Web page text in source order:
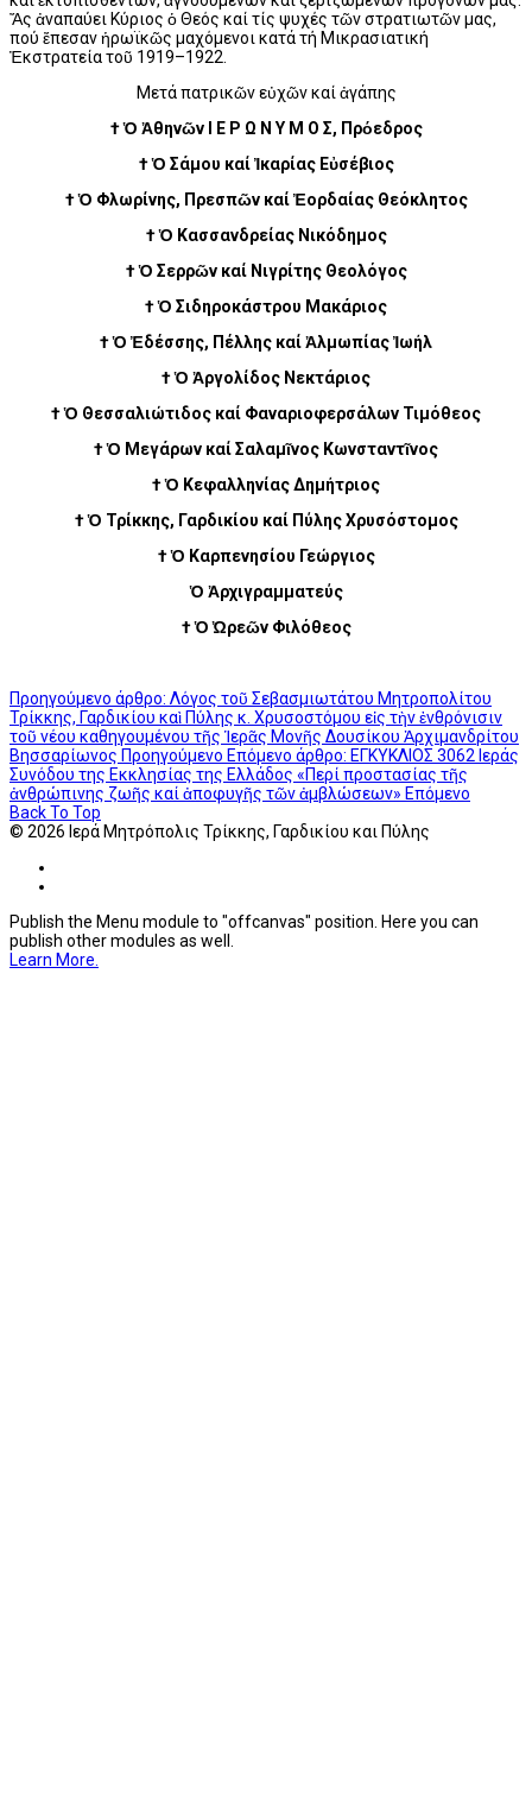
Ἄς ἀναπαύει Κύριος ὁ Θεός καί τίς ψυχές τῶν στρατιωτῶν μας,
πού ἔπεσαν ἡρωϊκῶς μαχόμενοι κατά τή Μικρασιατική
Ἐκστρατεία τοῦ 1919–1922.
Μετά πατρικῶν εὐχῶν καί ἀγάπης
† Ὁ Ἀθηνῶν Ι Ε Ρ Ω Ν Υ Μ Ο Σ, Πρόεδρος
† Ὁ Σάμου καί Ἰκαρίας Εὐσέβιος
† Ὁ Φλωρίνης, Πρεσπῶν καί Ἐορδαίας Θεόκλητος
† Ὁ Κασσανδρείας Νικόδημος
† Ὁ Σερρῶν καί Νιγρίτης Θεολόγος
† Ὁ Σιδηροκάστρου Μακάριος
† Ὁ Ἐδέσσης, Πέλλης καί Ἀλμωπίας Ἰωήλ
† Ὁ Ἀργολίδος Νεκτάριος
† Ὁ Θεσσαλιώτιδος καί Φαναριοφερσάλων Τιμόθεος
† Ὁ Μεγάρων καί Σαλαμῖνος Κωνσταντῖνος
† Ὁ Κεφαλληνίας Δημήτριος
† Ὁ Τρίκκης, Γαρδικίου καί Πύλης Χρυσόστομος
† Ὁ Καρπενησίου Γεώργιος
Ὁ Ἀρχιγραμματεύς
† Ὁ Ὠρεῶν Φιλόθεος
Προηγούμενο άρθρο: Λόγος τοῦ Σεβασμιωτάτου Μητροπολίτου
Τρίκκης, Γαρδικίου καὶ Πύλης κ. Χρυσοστόμου εἰς τὴν ἐνθρόνισιν
τοῦ νέου καθηγουμένου τῆς Ἱερᾶς Μονῆς Δουσίκου Ἀρχιμανδρίτου
Βησσαρίωνος Προηγούμενο Επόμενο άρθρο: ΕΓΚΥΚΛΙΟΣ 3062 Ιεράς
Συνόδου της Εκκλησίας της Ελλάδος «Περί προστασίας τῆς
ἀνθρώπινης ζωῆς καί ἀποφυγῆς τῶν ἀμβλώσεων» Επόμενο
Back To Top
© 2026 Ιερά Μητρόπολις Τρίκκης, Γαρδικίου και Πύλης
Publish the Menu module to "offcanvas" position. Here you can
publish other modules as well.
Learn More.